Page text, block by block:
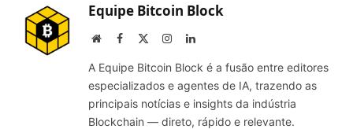
Equipe Bitcoin Block
WebsiteFacebook InstagramLinkedIn
A Equipe Bitcoin Block é a fusão entre editores
especializados e agentes de IA, trazendo as
principais notícias e insights da indústria
Blockchain — direto, rápido e relevante.